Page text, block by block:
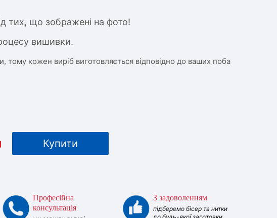
тих, що зображені на фото!
вишивки.
тому кожен виріб виготовляється відповідно до ваших поба
Купити
Професійна
консультація
З задоволенням
підберемо бісер та нитки